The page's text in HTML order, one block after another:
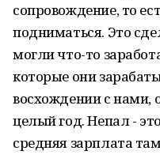
сопровождение, то
подниматься. Это
могли что-то
которые они
восхождении с нами,
целый год. Непал -
средняя зарплата